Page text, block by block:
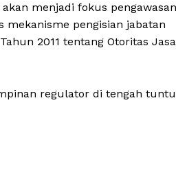
menjadi fokus pengawasan
mekanisme pengisian jabatan
2011 tentang Otoritas Jasa
regulator di tengah